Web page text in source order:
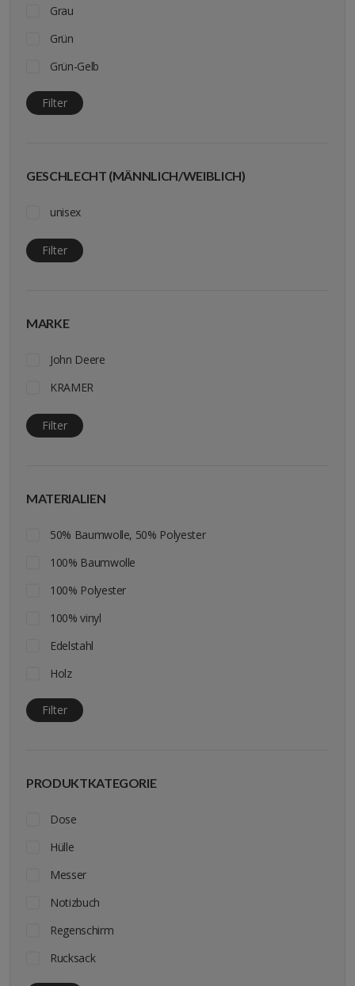
Grau
Grün
Grün-Gelb
Grün - Schwarz
silber
Filter
GESCHLECHT (MÄNNLICH/WEIBLICH)
unisex
Filter
MARKE
John Deere
KRAMER
Filter
MATERIALIEN
50% Baumwolle, 50% Polyester
100% Baumwolle
100% Polyester
100% vinyl
Edelstahl
Holz
Kunststoff
Metall
Porzellan
Filter
PRODUKTKATEGORIE
Dose
Hülle
Messer
Notizbuch
Regenschirm
Rucksack